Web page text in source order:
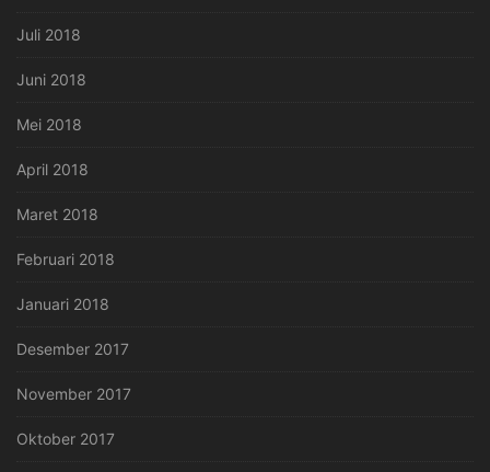
Juli 2018
Juni 2018
Mei 2018
April 2018
Maret 2018
Februari 2018
Januari 2018
Desember 2017
November 2017
Oktober 2017